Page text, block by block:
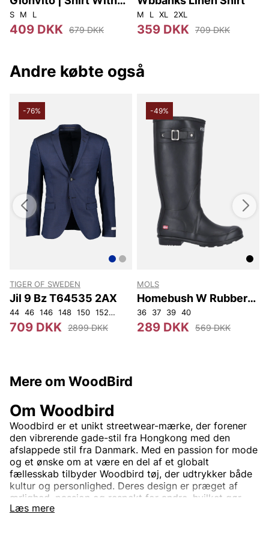
Stripe
S M L
409 DKK 679 DKK
M L XL 2XL
359 DKK 709 DKK
Andre købte også
-76%
TIGER OF SWEDEN
Jil 9 Bz T64535 2AX
44 46 146 148 150 152 92 96 100 104 108
709 DKK 2899 DKK
-49%
MOLS
Homebush W Rubber
Boot
36 37 39 40
289 DKK 569 DKK
Mere om WoodBird
Læs mere
Om Woodbird
Woodbird er et unikt streetwear-mærke, der forener
den vibrerende gade-stil fra Hongkong med den
afslappede stil fra Danmark. Med en passion for mode
og et ønske om at være en del af et globalt
fællesskab tilbyder Woodbird tøj, der udtrykker både
kultur og personlighed. Deres design er præget af
ærlighed, passion og respekt for andre, hvilket gør
hvert plagg til mere end blot mode – det er en livsstil.